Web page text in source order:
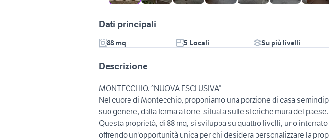
Dati principali
88 mq 5 Locali Su più livelli
Descrizione
MONTECCHIO. °NUOVA ESCLUSIVA°
Nel cuore di Montecchio, proponiamo una porzione di casa
suo genere, dalla forma a torre, situata sulle storiche mura del paese.
Questa proprietà, di 88 mq, si sviluppa su quattro livelli, uno
offrendo un'opportunità unica per chi desidera personalizzare la